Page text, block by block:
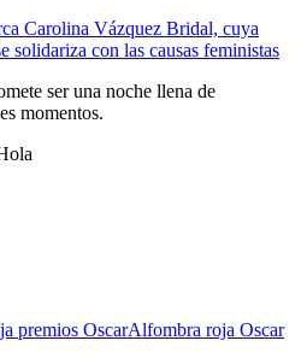
Carolina Vázquez Bridal, cuya
solidariza con las causas feministas
ser una noche llena de
momentos.
premios OscarAlfombra roja Oscar